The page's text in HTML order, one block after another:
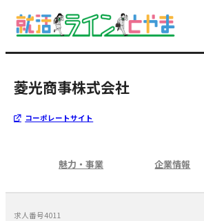
菱光商事株式会社
コーポレートサイト
魅力・事業 企業情報
求人番号4011